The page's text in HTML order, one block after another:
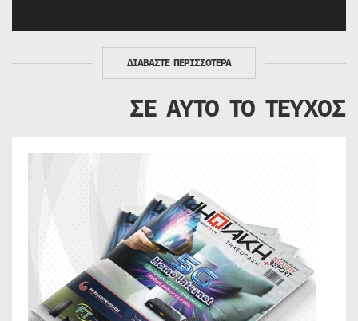
ΔΙΑΒΑΣΤΕ ΠΕΡΙΣΣΟΤΕΡΑ
ΣΕ ΑΥΤΟ ΤΟ ΤΕΥΧΟΣ